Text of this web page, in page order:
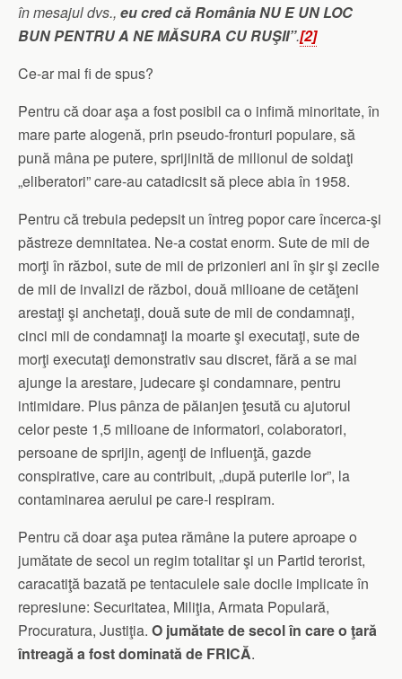
în mesajul dvs., eu cred că România NU E UN LOC
BUN PENTRU A NE MĂSURA CU RUŞII”.[2]
Ce-ar mai fi de spus?
Pentru că doar aşa a fost posibil ca o infimă minoritate, în
mare parte alogenă, prin pseudo-fronturi populare, să
pună mâna pe putere, sprijinită de milionul de soldaţi
„eliberatori” care-au catadicsit să plece abia în 1958.
Pentru că trebuia pedepsit un întreg popor care încerca-şi
păstreze demnitatea. Ne-a costat enorm. Sute de mii de
morţi în război, sute de mii de prizonieri ani în şir şi zecile
de mii de invalizi de război, două milioane de cetăţeni
arestaţi şi anchetaţi, două sute de mii de condamnaţi,
cinci mii de condamnaţi la moarte şi executaţi, sute de
morţi executaţi demonstrativ sau discret, fără a se mai
ajunge la arestare, judecare şi condamnare, pentru
intimidare. Plus pânza de păianjen ţesută cu ajutorul
celor peste 1,5 milioane de informatori, colaboratori,
persoane de sprijin, agenţi de influenţă, gazde
conspirative, care au contribuit, „după puterile lor”, la
contaminarea aerului pe care-l respiram.
Pentru că doar aşa putea rămâne la putere aproape o
jumătate de secol un regim totalitar şi un Partid terorist,
caracatiţă bazată pe tentaculele sale docile implicate în
represiune: Securitatea, Miliţia, Armata Populară,
Procuratura, Justiţia. O jumătate de secol în care o ţară
întreagă a fost dominată de FRICĂ.